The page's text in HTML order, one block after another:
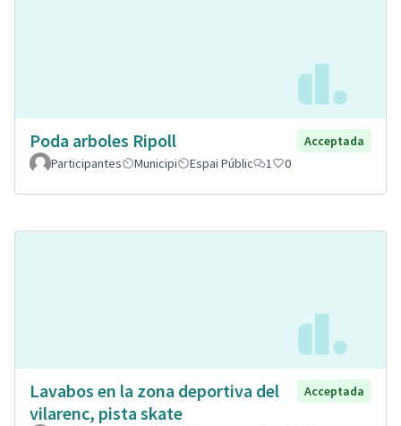
Poda arboles Ripoll
Acceptada
Participantes
Municipi Espai Públic 1 0
Lavabos en la zona deportiva del
vilarenc, pista skate
Acceptada